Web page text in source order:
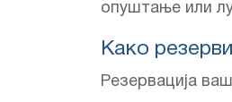
опуштање или
Како
Резервација